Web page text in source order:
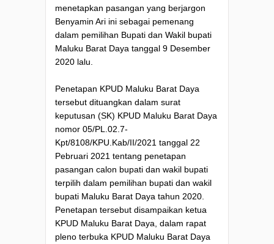
menetapkan pasangan yang berjargon
Benyamin Ari ini sebagai pemenang
dalam pemilihan Bupati dan Wakil bupati
Maluku Barat Daya tanggal 9 Desember
2020 lalu.
Penetapan KPUD Maluku Barat Daya
tersebut dituangkan dalam surat
keputusan (SK) KPUD Maluku Barat Daya
nomor 05/PL.02.7-
Kpt/8108/KPU.Kab/II/2021 tanggal 22
Pebruari 2021 tentang penetapan
pasangan calon bupati dan wakil bupati
terpilih dalam pemilihan bupati dan wakil
bupati Maluku Barat Daya tahun 2020.
Penetapan tersebut disampaikan ketua
KPUD Maluku Barat Daya, dalam rapat
pleno terbuka KPUD Maluku Barat Daya